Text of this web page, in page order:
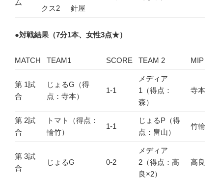
ム
クス2
針屋
●対戦結果（7分1本、女性3点★）
MATCH TEAM1 SCORE TEAM 2 MIP
第 1試
合
じょるG（得
点：寺本）
1-1
メディア
1（得点：
森）
寺本
第 2試
合
トマト（得点：
輪竹）
1-1
じょるP（得
点：畠山）
竹輪
第 3試
合
じょるG 0-2
メディア
2（得点：高
良×2）
高良